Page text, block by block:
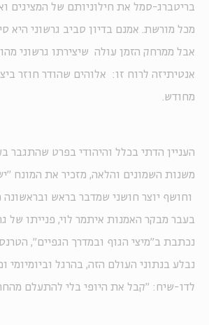
בריטברג-סמל את חילוניותם של המציגים
מכל מורשת. אמנם בדיון סביב גרשוני היא
אבל ממרחק הזמן עולה שיצירתו גרשוני
אנטיתיזה לרוח זו: אלוהים שהודר חוזר
מחודש.
העניין הדתי בכלל והיהודי בפרט שהתגבר
משנות השמונים והלאה, מזכיר את המונח
וחושף יוצר חושני שמדבר בראש ובראשונה
בעבר מבקר האמנות איתמר לוי, פנייתו של
נכתבת ב"מיצי הגוף ובמדרך הגפיים",
נבלע בנתוני העולם הזה, בהרגל וביומיומי
לדו-שיח: "קבל את היופי בלי להתעלם